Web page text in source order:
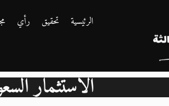
الرئيسية تحقيق رأي
الاستثمار